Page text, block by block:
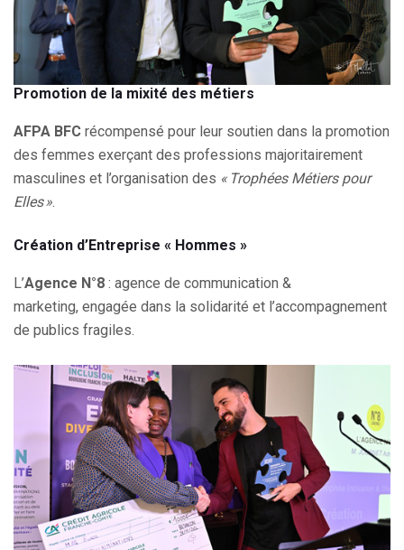
Promotion de la mixité des métiers
AFPA BFC récompensé pour leur soutien dans la promotion
des femmes exerçant des professions majoritairement
masculines et l’organisation des « Trophées Métiers pour
Elles ».
Création d’Entreprise « Hommes »
L’Agence N°8 : agence de communication &
marketing, engagée dans la solidarité et l’accompagnement
de publics fragiles.